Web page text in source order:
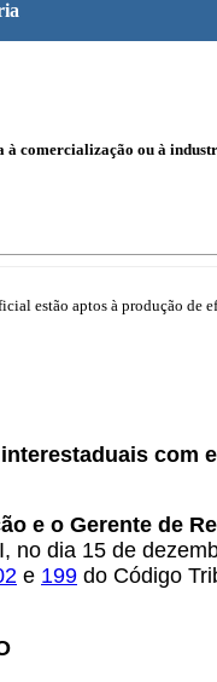
à comercialização ou à
estão aptos à produção de
com
e o Gerente de
dia 15 de
e 199 do Código